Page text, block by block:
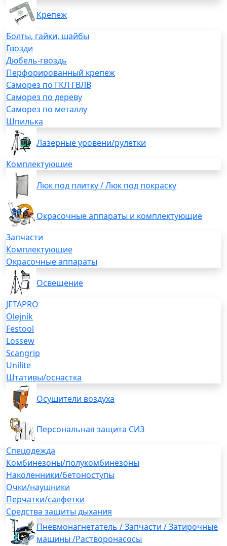
Крепеж
Болты, гайки, шайбы
Гвозди
Дюбель-гвоздь
Перфорированный крепеж
Саморез по ГКЛ ГВЛВ
Саморез по дереву
Саморез по металлу
Шпилька
Лазерные уровени/рулетки
Комплектующие
Люк под плитку / Люк под покраску
Окрасочные аппараты и комплектующие
Запчасти
Комплектующие
Окрасочные аппараты
Освещение
JETAPRO
Olejnik
Festool
Lossew
Scangrip
Unilite
Штативы/оснастка
Осушители воздуха
Персональная защита СИЗ
Спецодежда
Комбинезоны/полукомбинезоны
Наколенники/бетоноступы
Очки/наушники
Перчатки/салфетки
Средства защиты дыхания
Пневмонагнетатель / Запчасти / Затирочные
машины /Растворонасосы